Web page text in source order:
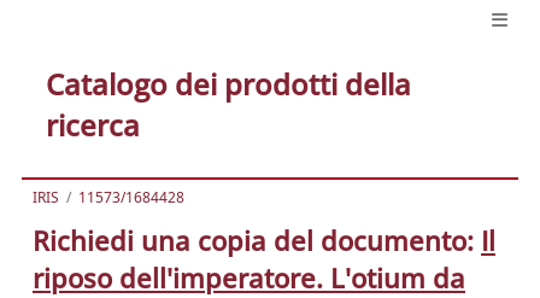
Catalogo dei prodotti della
ricerca
IRIS 11573/1684428
Richiedi una copia del documento: Il
riposo dell'imperatore. L'otium da